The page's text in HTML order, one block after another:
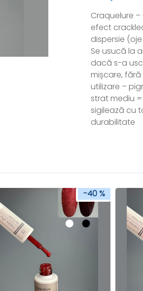
Craquelure
efect
dispersie
Se usucă la
dacă s-a
mișcare,
utilizare –
strat mediu
sigilează cu
durabilitate
-40 %